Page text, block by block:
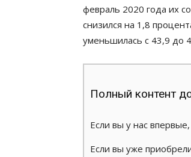
февраль 2020 года их
снизился на 1,8
уменьшилась с 43,9 до
Полный контент
Если вы у нас
Если вы уже